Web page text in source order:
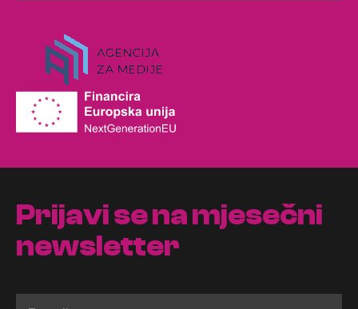
Prijavi se na mjesečni
newsletter